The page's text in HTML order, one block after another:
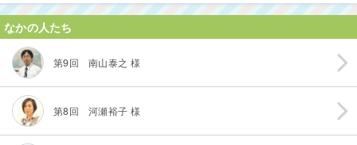
なかの人たち
第9回 南山泰之 様
第8回 河瀬裕子 様